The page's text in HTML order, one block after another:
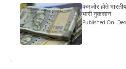
कमज़ोर होते
भारी नुकसान
Published On: